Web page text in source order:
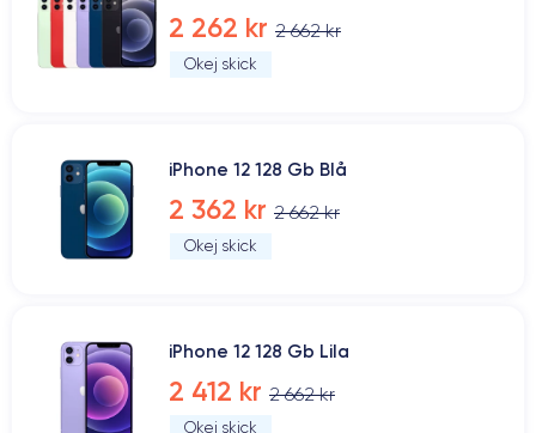
2 262 kr 2 662 kr
Okej skick
iPhone 12 128 Gb Blå
2 362 kr 2 662 kr
Okej skick
iPhone 12 128 Gb Lila
2 412 kr 2 662 kr
Okej skick